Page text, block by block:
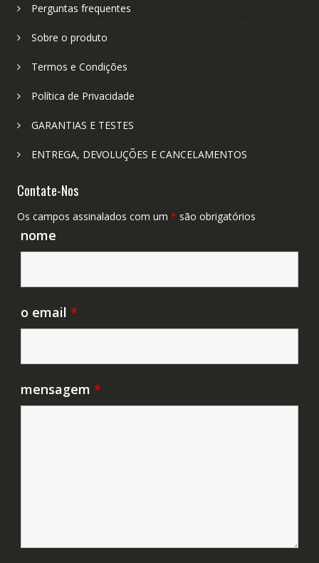
Perguntas frequentes
Sobre o produto
Termos e Condições
Política de Privacidade
GARANTIAS E TESTES
ENTREGA, DEVOLUÇÕES E CANCELAMENTOS
Contate-Nos
Os campos assinalados com um * são obrigatórios
nome
o email *
mensagem *